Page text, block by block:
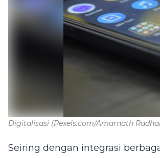
Digitalisasi (Pexels.com/Amarnath
Seiring dengan integrasi